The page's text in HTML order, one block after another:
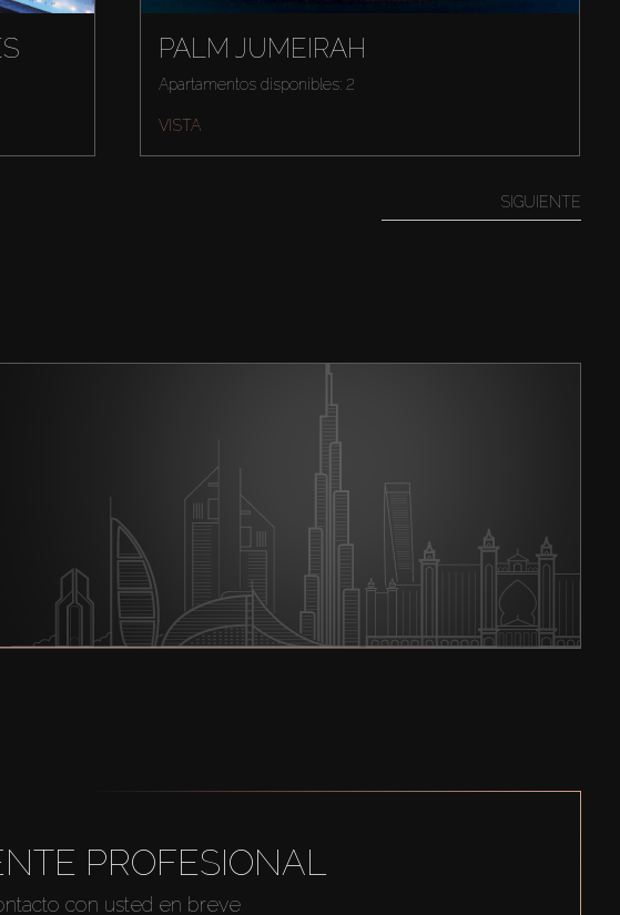
PALM JUMEIRAH
Apartamentos disponibles: 2
VISTA
SIGUIENTE
PROFESIONAL
con usted en breve